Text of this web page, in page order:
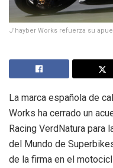
J’hayber Works refuerza su
La marca española de
Works ha cerrado un
Racing VerdNatura para
del Mundo de
de la firma en el